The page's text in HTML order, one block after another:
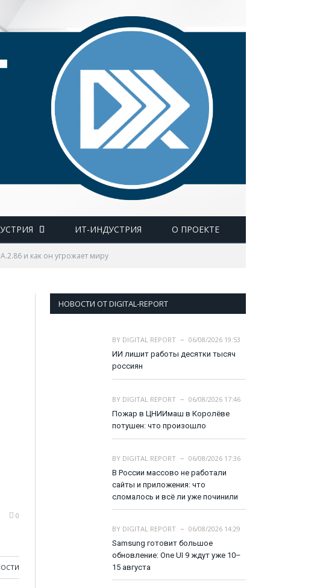
ИТ-ИНДУСТРИЯ О ПРОЕКТЕ
и как он угрожает миру
0
НОВОСТИ ОТ DIGITAL-REPORT
BY DIGITAL REPORT
06/08/2026 19:53
ИИ лишит работы десятки тысяч
россиян
BY DIGITAL REPORT
06/08/2026 17:46
Пожар в ЦНИИмаш в Королёве
потушен: что произошло
BY DIGITAL REPORT
06/08/2026 17:36
В России массово не работали
сайты и приложения: что
сломалось и всё ли уже починили
BY DIGITAL REPORT
06/08/2026 14:29
Samsung готовит большое
обновление: One UI 9 ждут уже 10–
15 августа